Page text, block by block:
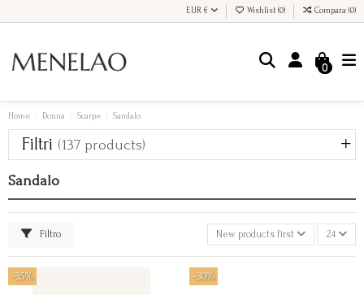
EUR € Wishlist (0) Compara (0)
0
Home Donna Scarpe Sandalo
Sandalo
Filtro New products first 24
-35% -30%
Filtri (137 products)